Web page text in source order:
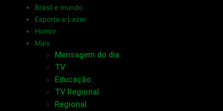
Brasil e mundo
Esporte e Lazer
Humor
Mais
Mensagem do dia
TV
Educação
TV Regional
Regional